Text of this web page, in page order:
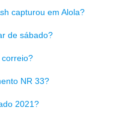
capturou em Alola?
de sábado?
NR 33?
2021?